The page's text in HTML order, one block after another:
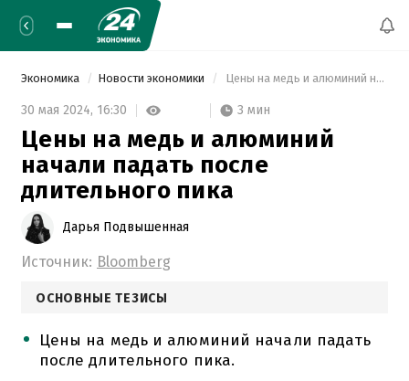
Экономика Новости экономики Цены на медь и алюминий начали падать после длительного пика
30 мая 2024, 16:30 3 мин
Цены на медь и алюминий
начали падать после
длительного пика
Дарья Подвышенная
Источник: Bloomberg
ОСНОВНЫЕ ТЕЗИСЫ
Цены на медь и алюминий начали падать
после длительного пика.